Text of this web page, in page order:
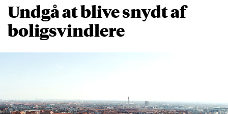
Undgå at blive snydt af
boligsvindlere